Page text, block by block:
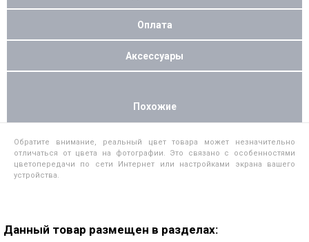
Оплата
Аксессуары
Похожие
Обратите внимание, реальный цвет товара может незначительно
отличаться от цвета на фотографии. Это связано с особенностями
цветопередачи по сети Интернет или настройками экрана вашего
устройства.
Данный товар размещен в разделах: